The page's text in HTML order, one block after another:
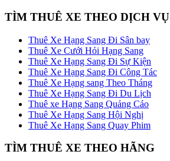
TÌM THUÊ XE THEO DỊCH VỤ
Thuê Xe Hạng Sang Đi Sân bay
Thuê Xe Cưới Hỏi Hạng Sang
Thuê Xe Hạng Sang Đi Sự Kiện
Thuê Xe Hạng Sang Đi Công Tác
Thuê Xe Hạng sang Theo Tháng
Thuê Xe Hạng Sang Đi Du Lịch
Thuê xe Hạng Sang Quảng Cáo
Thuê Xe Hạng Sang Hội Nghị
Thuê Xe Hạng Sang Quay Phim
TÌM THUÊ XE THEO HÃNG